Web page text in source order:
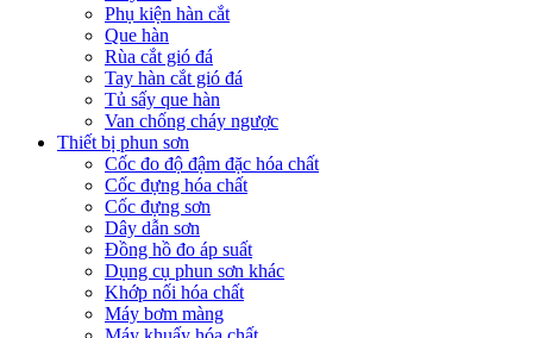
Phụ kiện hàn cắt
Que hàn
Rùa cắt gió đá
Tay hàn cắt gió đá
Tủ sấy que hàn
Van chống cháy ngược
Thiết bị phun sơn
Cốc đo độ đậm đặc hóa chất
Cốc đựng hóa chất
Cốc đựng sơn
Dây dẫn sơn
Đồng hồ đo áp suất
Dụng cụ phun sơn khác
Khớp nối hóa chất
Máy bơm màng